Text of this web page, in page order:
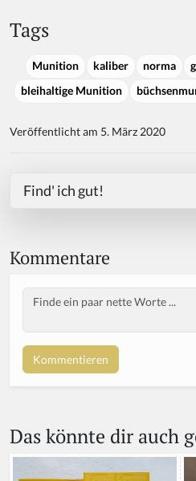
Tags
Munition kaliber norma
bleihaltige Munition
Veröffentlicht am 5. März 2020
Find' ich gut!
Kommentare
Body
Das könnte dir auch